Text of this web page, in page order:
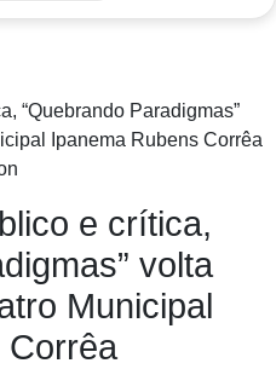
e crítica,
volta
Municipal
Corrêa